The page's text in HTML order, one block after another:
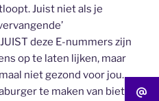
Juist niet als je
deze E-nummers zijn
op te laten lijken, maar
niet gezond voor jou.
te maken van bieten